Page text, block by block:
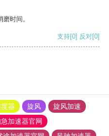
时间。
支持[0] 反对[0]
器 旋风
旋风加速
加速器官网